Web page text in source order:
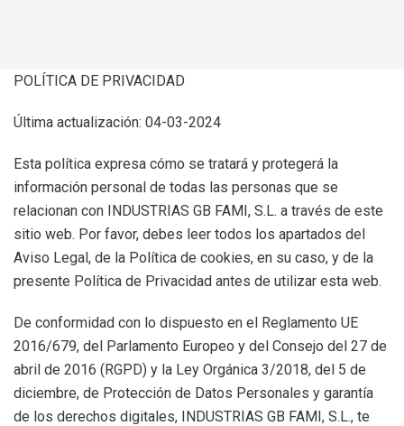
POLÍTICA DE PRIVACIDAD
Última actualización: 04-03-2024
Esta política expresa cómo se tratará y protegerá la
información personal de todas las personas que se
relacionan con INDUSTRIAS GB FAMI, S.L. a través de este
sitio web. Por favor, debes leer todos los apartados del
Aviso Legal, de la Política de cookies, en su caso, y de la
presente Política de Privacidad antes de utilizar esta web.
De conformidad con lo dispuesto en el Reglamento UE
2016/679, del Parlamento Europeo y del Consejo del 27 de
abril de 2016 (RGPD) y la Ley Orgánica 3/2018, del 5 de
diciembre, de Protección de Datos Personales y garantía
de los derechos digitales, INDUSTRIAS GB FAMI, S.L., te